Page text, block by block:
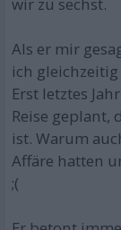
wir zu sechst.
Als er mir
ich
Erst letztes
Reise
ist. Warum
Affäre hatten
;(